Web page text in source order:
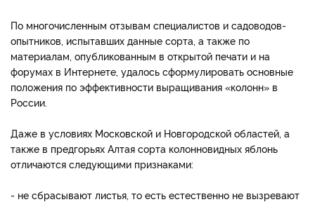
По многочисленным отзывам специалистов и садоводов-
опытников, испытавших данные сорта, а также по
материалам, опубликованным в открытой печати и на
форумах в Интернете, удалось сформулировать основные
положения по эффективности выращивания «колонн» в
России.
Даже в условиях Московской и Новгородской областей, а
также в предгорьях Алтая сорта колонновидных яблонь
отличаются следующими признаками:
- не сбрасывают листья, то есть естественно не вызревают